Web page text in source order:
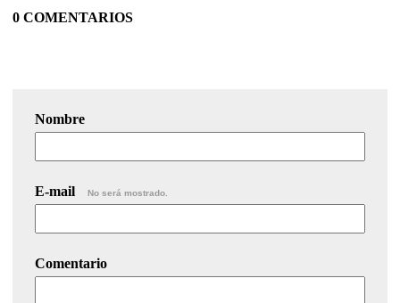
0 COMENTARIOS
Nombre
E-mail No será mostrado.
Comentario